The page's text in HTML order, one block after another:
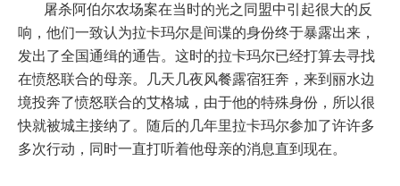
屠杀阿伯尔农场案在当时的光之同盟中引起很大的反
响，他们一致认为拉卡玛尔是间谍的身份终于暴露出来，
发出了全国通缉的通告。这时的拉卡玛尔已经打算去寻找
在愤怒联合的母亲。几天几夜风餐露宿狂奔，来到丽水边
境投奔了愤怒联合的艾格城，由于他的特殊身份，所以很
快就被城主接纳了。随后的几年里拉卡玛尔参加了许许多
多次行动，同时一直打听着他母亲的消息直到现在。